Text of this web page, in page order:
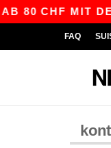
CHF MIT
FAQ